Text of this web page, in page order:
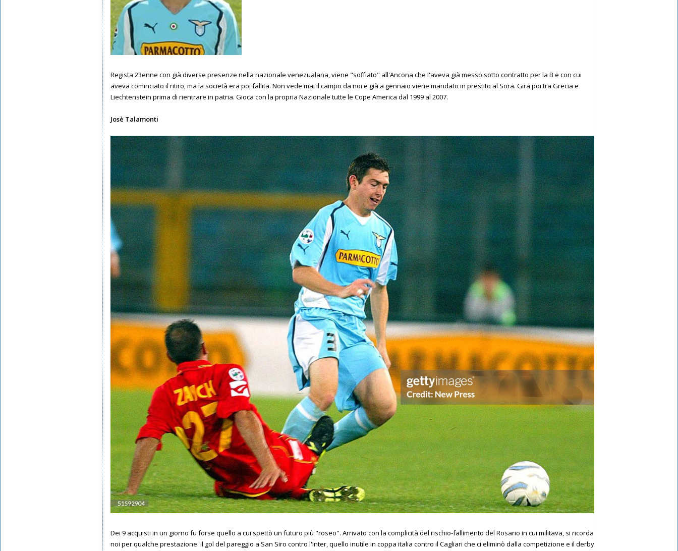
Regista 23enne con già diverse presenze nella nazionale venezualana, viene "soffiato" all'Ancona che l'aveva già messo sotto contratto per la B e con cui
aveva cominciato il ritiro, ma la società era poi fallita. Non vede mai il campo da noi e già a gennaio viene mandato in prestito al Sora. Gira poi tra Grecia e
Liechtenstein prima di rientrare in patria. Gioca con la propria Nazionale tutte le Cope America dal 1999 al 2007.
Josè Talamonti
Dei 9 acquisti in un giorno fu forse quello a cui spettò un futuro più "roseo". Arrivato con la complicità del rischio-fallimento del Rosario in cui militava, si ricorda
noi per qualche prestazione: il gol del pareggio a San Siro contro l'Inter, quello inutile in coppa italia contro il Cagliari che ci eliminò dalla competizione e il derby